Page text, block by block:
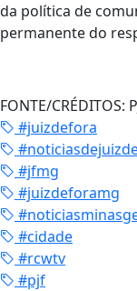
da política de
permanente do
FONTE/CRÉDITOS:
#juizdefora
#jfmg
#juizdeforamg
#cidade
#rcwtv
#pjf